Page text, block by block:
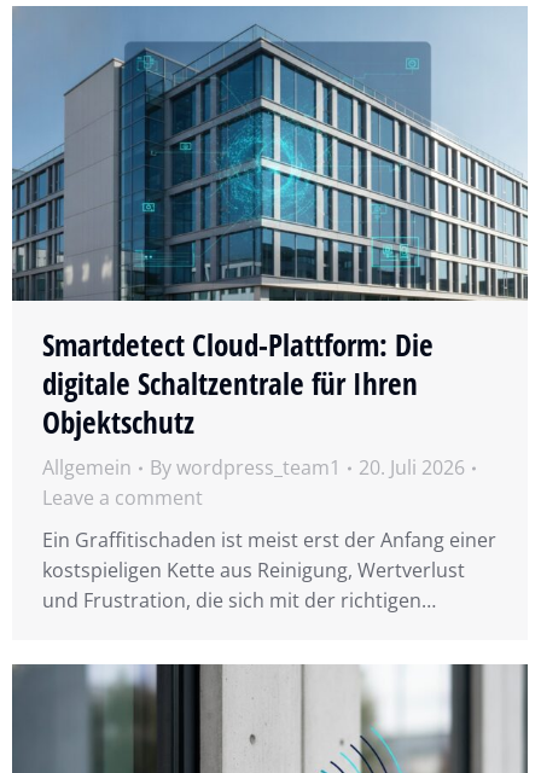
Smartdetect Cloud-Plattform: Die
digitale Schaltzentrale für Ihren
Objektschutz
Allgemein Bywordpress_team1
20. Juli 2026
Leave a comment
Ein Graffitischaden ist meist erst der Anfang einer
kostspieligen Kette aus Reinigung, Wertverlust
und Frustration, die sich mit der richtigen…